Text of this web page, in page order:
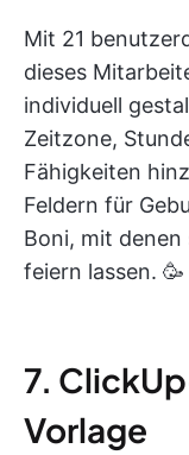
Mit 21
dieses
individuell
Zeitzone,
Fähigkeiten
Feldern für
Boni, mit
feiern lassen. 🥳
7.
Vorlage